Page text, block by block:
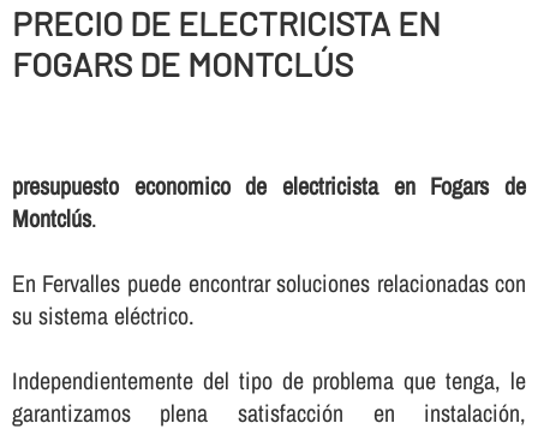
PRECIO DE ELECTRICISTA EN
FOGARS DE MONTCLÚS
presupuesto economico de electricista en Fogars de
Montclús.
En Fervalles puede encontrar soluciones relacionadas con
su sistema eléctrico.
Independientemente del tipo de problema que tenga, le
garantizamos plena satisfacción en instalación,